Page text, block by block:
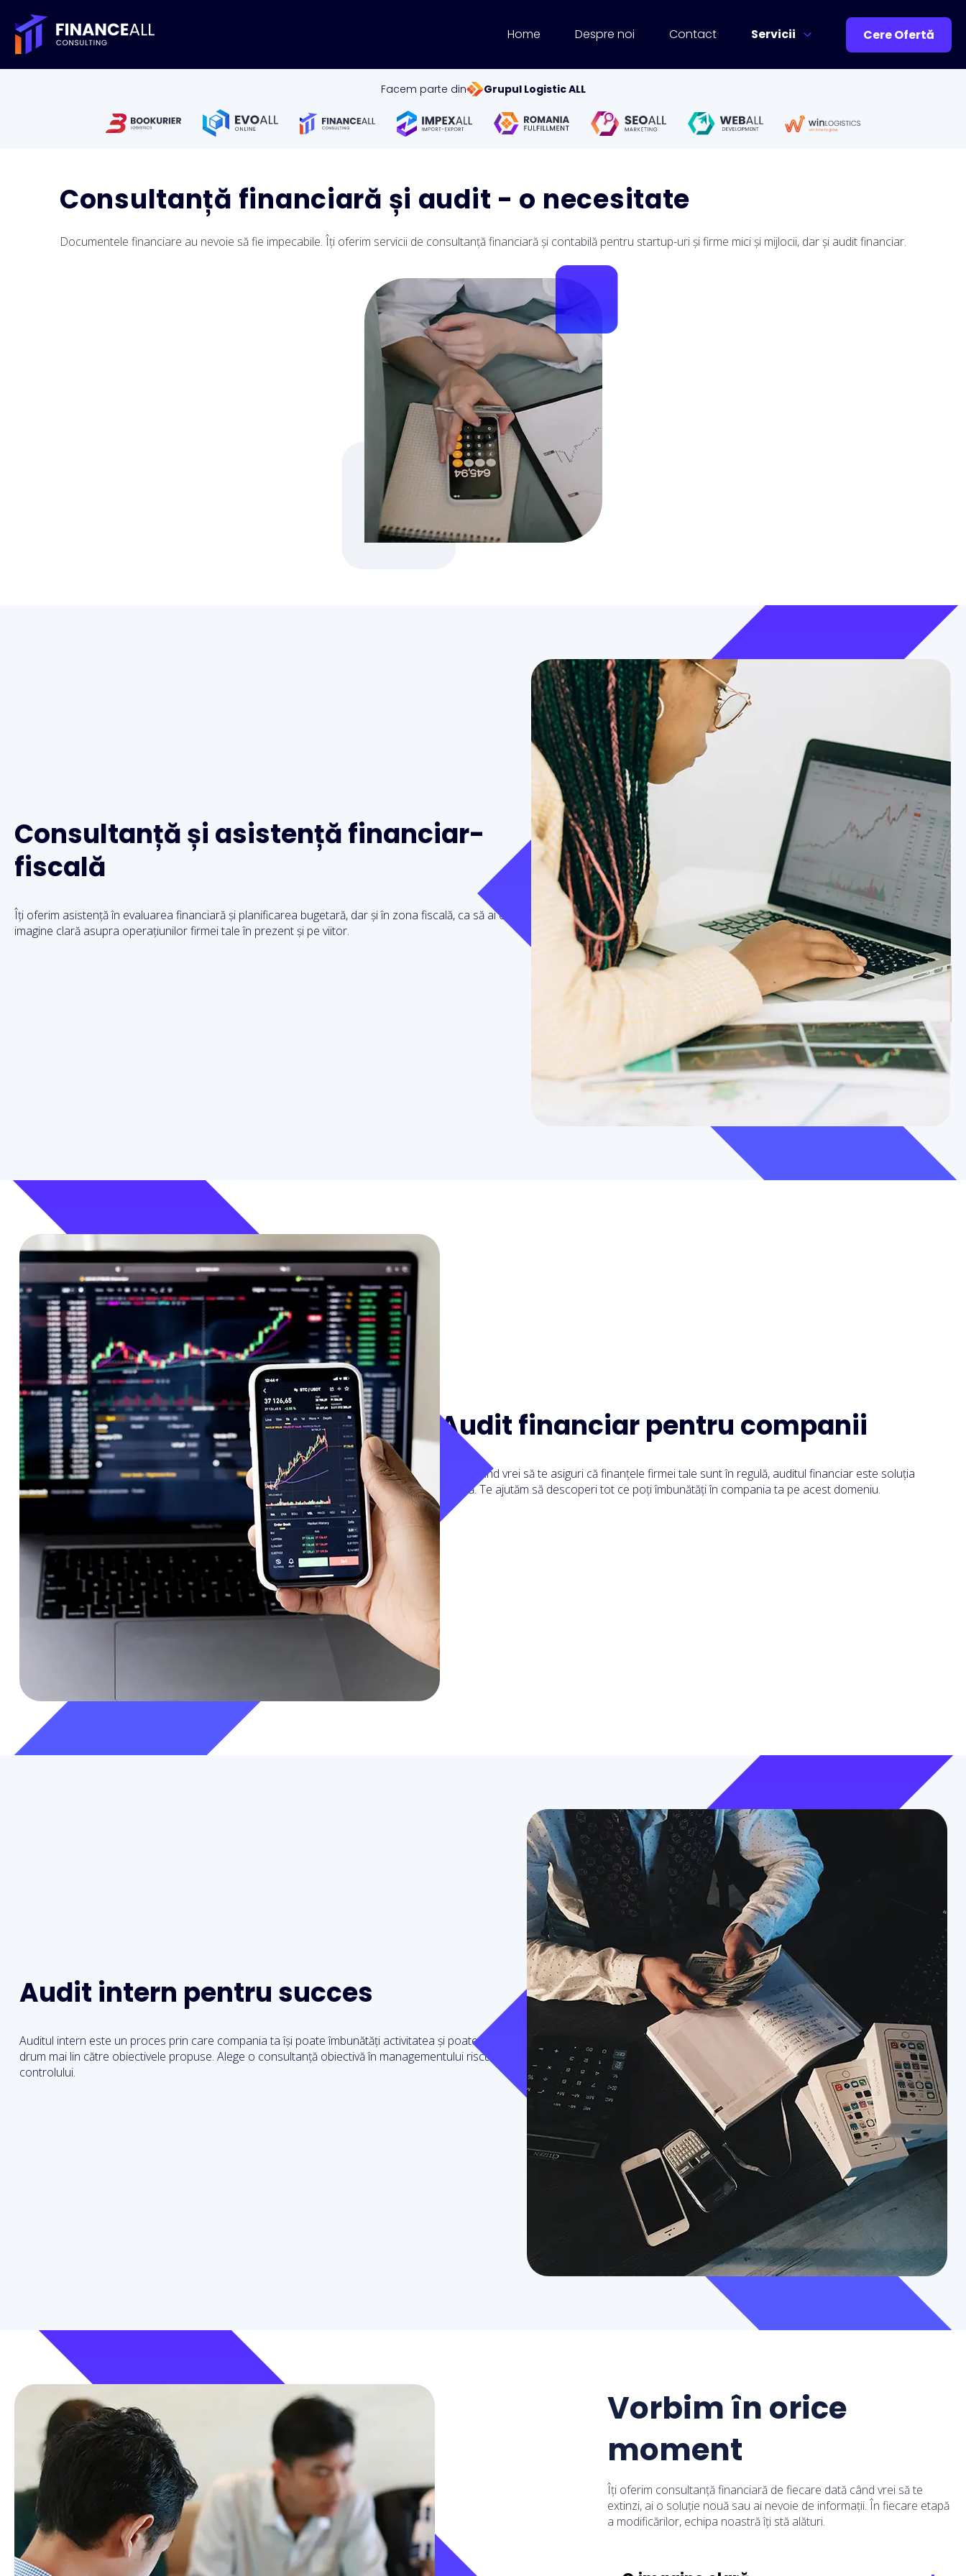
Home Despre noi Contact Servicii Cere Ofertă
Facem parte din Grupul Logistic ALL
Consultanță financiară și audit - o necesitate
Documentele financiare au nevoie să fie impecabile. Îți oferim servicii de consultanță financiară și contabilă pentru startup-uri și firme mici și mijlocii, dar și audit financiar.
Consultanță și asistență financiar-
fiscală
Îți oferim asistență în evaluarea financiară și planificarea bugetară, dar și în zona fiscală, ca să ai o
imagine clară asupra operațiunilor firmei tale în prezent și pe viitor.
Audit financiar pentru companii
Atunci când vrei să te asiguri că finanțele firmei tale sunt în regulă, auditul financiar este soluția
optimă. Te ajutăm să descoperi tot ce poți îmbunătăți în compania ta pe acest domeniu.
Audit intern pentru succes
Auditul intern este un proces prin care compania ta își poate îmbunătăți activitatea și poate avea un
drum mai lin către obiectivele propuse. Alege o consultanță obiectivă în managementului riscului și al
controlului.
Vorbim în orice
moment
Îți oferim consultanță financiară de fiecare dată când vrei să te
extinzi, ai o soluție nouă sau ai nevoie de informații. În fiecare etapă
a modificărilor, echipa noastră îți stă alături.